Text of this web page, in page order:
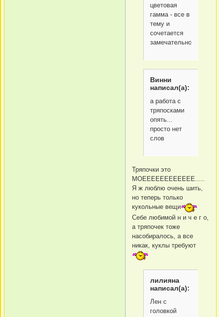
цветовая
гамма - все в
тему и
сочетается
замечательно!
Винни
написал(а):
а работа с
тряпосками
опять...
просто нет
слов
Тряпочки это
МОЕЕЕЕЕЕЕЕЕЕЕЕ.....
Я ж люблю очень шить,
но теперь только
кукольные вещи
Себе любимой н и ч е г о,
а тряпочек тоже
насобиралось, а все
никак, куклы требуют
лилияна
написал(а):
Лен с
головкой